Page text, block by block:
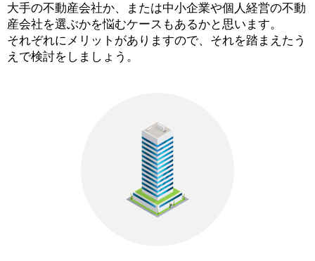
大手の不動産会社か、または中小企業や個人経営の不動
産会社を選ぶかを悩むケースもあるかと思います。
それぞれにメリットがありますので、それを踏まえたう
えで検討をしましょう。